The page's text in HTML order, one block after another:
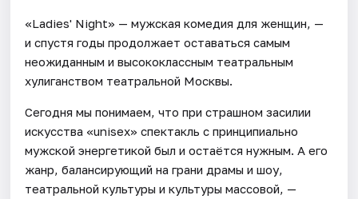
«Ladies' Night» — мужская комедия для женщин, —
и спустя годы продолжает оставаться самым
неожиданным и высококлассным театральным
хулиганством театральной Москвы.
Сегодня мы понимаем, что при страшном засилии
искусства «unisex» спектакль с принципиально
мужской энергетикой был и остаётся нужным. А его
жанр, балансирующий на грани драмы и шоу,
театральной культуры и культуры массовой, —